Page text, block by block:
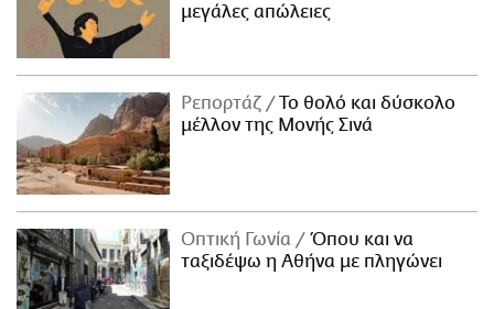
μεγάλες απώλειες
Ρεπορτάζ
Το θολό και δύσκολο
μέλλον της Μονής Σινά
Οπτική Γωνία
Όπου και να
ταξιδέψω η Αθήνα με πληγώνει